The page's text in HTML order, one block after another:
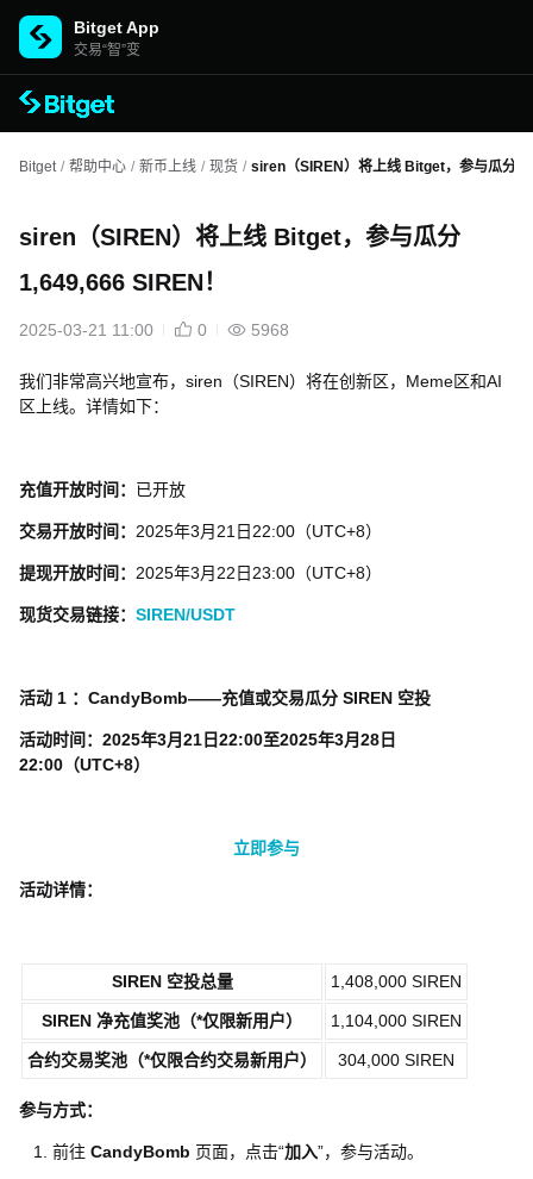
Bitget App
交易“智”变
Bitget / 帮助中心 / 新币上线 / 现货 / siren（SIREN）将上线 Bitget，参与瓜分
siren（SIREN）将上线 Bitget，参与瓜分
1,649,666 SIREN！
2025-03-21 11:00 0 5968
我们非常高兴地宣布，siren（SIREN）将在创新区，Meme区和AI
区上线。详情如下：
充值开放时间： 已开放
交易开放时间： 2025年3月21日22:00（UTC+8）
提现开放时间： 2025年3月22日23:00（UTC+8）
现货交易链接： SIREN/USDT
活动 1 ：CandyBomb——充值或交易瓜分 SIREN 空投
活动时间：2025年3月21日22:00至2025年3月28日
22:00（UTC+8）
立即参与
活动详情：
SIREN 空投总量 1,408,000 SIREN
SIREN 净充值奖池（*仅限新用户） 1,104,000 SIREN
合约交易奖池（*仅限合约交易新用户） 304,000 SIREN
参与方式：
前往 CandyBomb 页面，点击“加入”，参与活动。